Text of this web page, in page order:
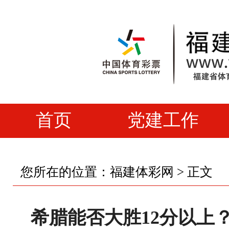
首页 党建工作
您所在的位置： 福建体彩网 > 正文
希腊能否大胜12分以上